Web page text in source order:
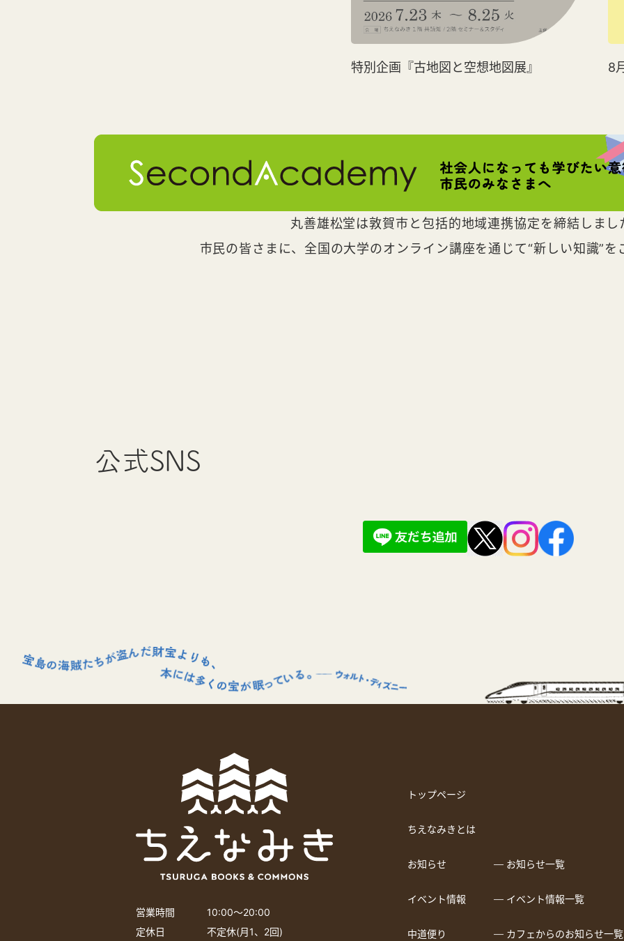
特別企画『古地図と空想地図展』 8
丸善雄松堂は敦賀市と包括的地域連携協定を締結しまし
市民の皆さまに、全国の大学のオンライン講座を通じて“新しい知識”を
公式SNS
営業時間
10:00〜20:00
定休日
不定休(月1、2回)
トップページ
ちえなみきとは
お知らせ ― お知らせ一覧
イベント情報 ― イベント情報一覧
中道便り ― カフェからのお知らせ一覧